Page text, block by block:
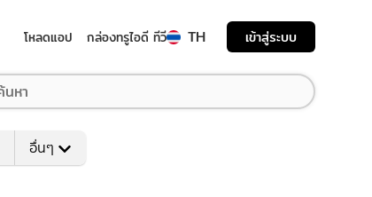
โหลดแอป กล่องทรูไอดี ทีวี TH เข้าสู่ระบบ
อื่นๆ